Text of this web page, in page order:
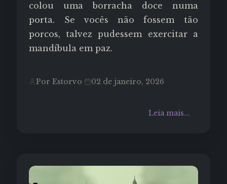
colou uma borracha doce numa
porta. Se vocês não fossem tão
porcos, talvez pudessem exercitar a
mandíbula em paz.
Por Estorvo 02 de janeiro, 2026
Leia mais...